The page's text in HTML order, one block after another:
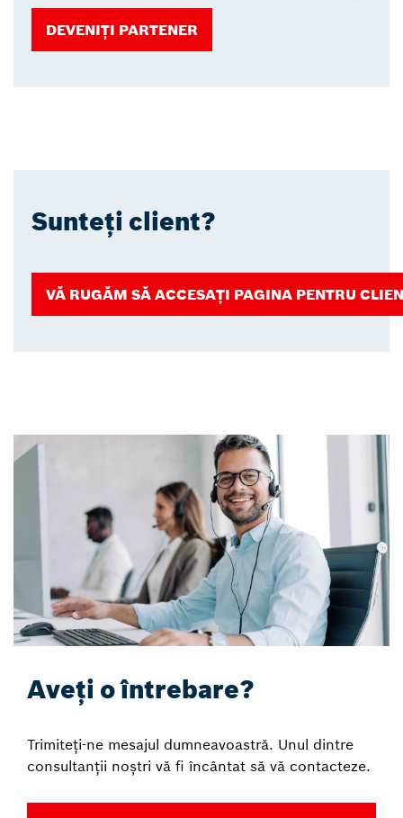
DEVENIȚI PARTENER
Sunteți client?
VĂ RUGĂM SĂ ACCESAȚI PAGINA PENTRU
Aveți o întrebare?
Trimiteți-ne mesajul dumneavoastră. Unul dintre
consultanții noștri vă fi încântat să vă contacteze.